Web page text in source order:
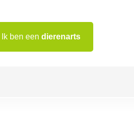
Ik ben een dierenarts